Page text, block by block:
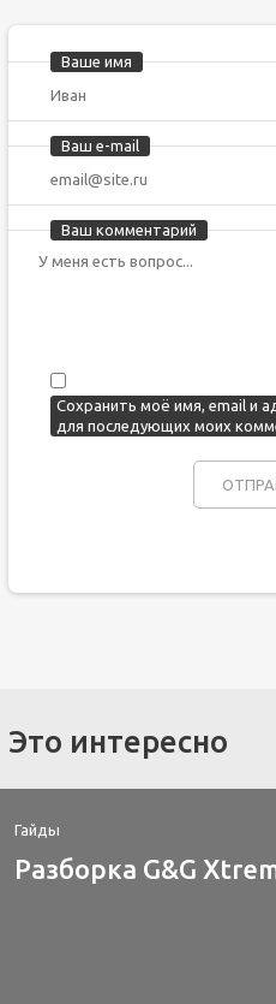
Ваше имя
Ваш e-mail
Ваш комментарий
Сохранить моё имя, email и
для последующих моих
Это интересно
Гайды
Разборка G&G